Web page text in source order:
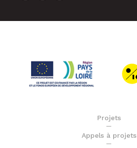
Projets
Appels à projets